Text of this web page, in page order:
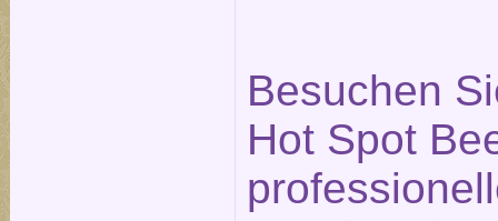
Besuchen
Hot Spot